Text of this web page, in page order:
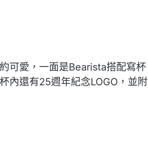
可愛，一面是Bearista搭配寫杯
內還有25週年紀念LOGO，並附